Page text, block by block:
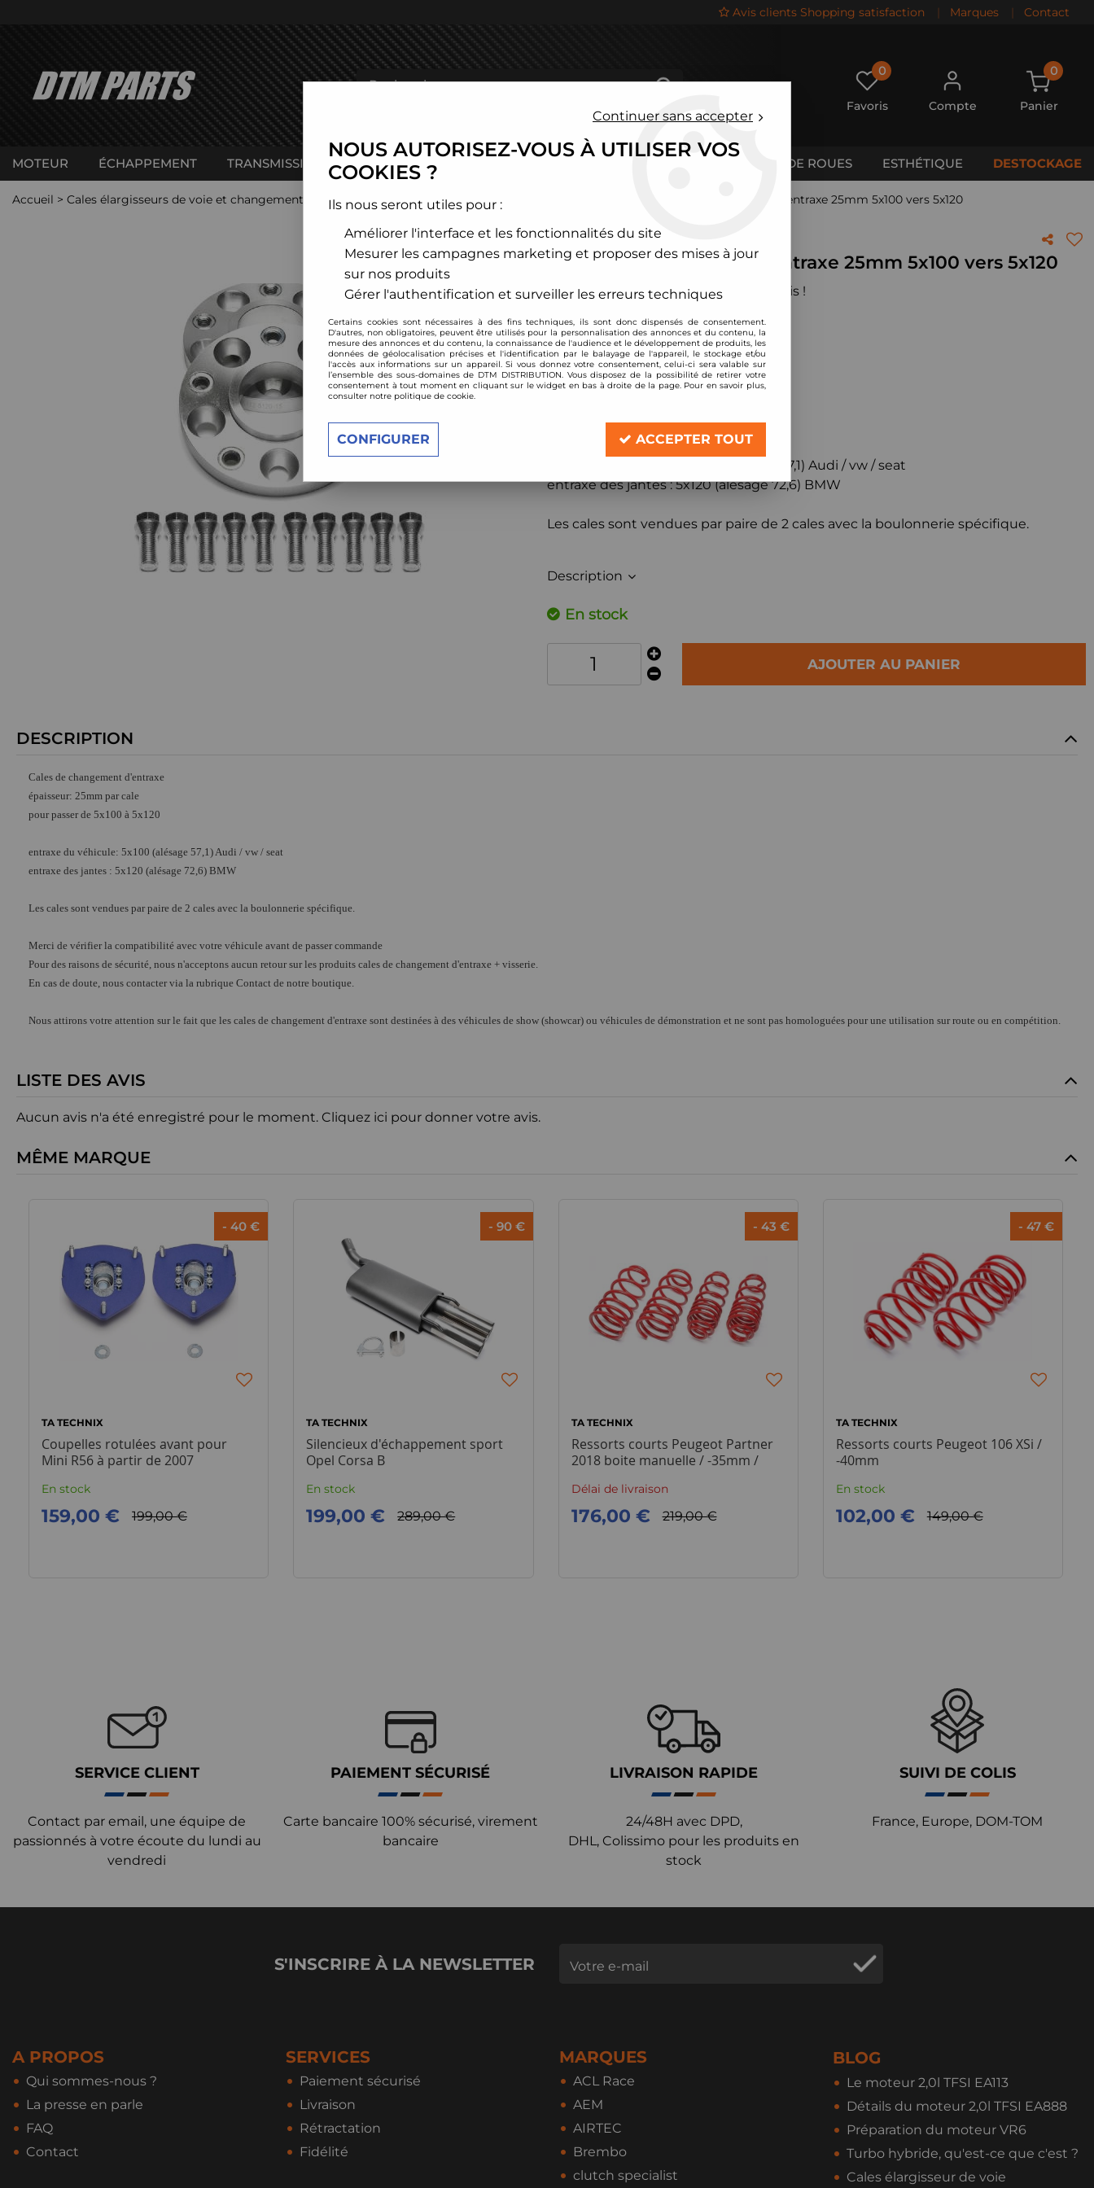
Avis clients Shopping satisfaction | Marques | Contact
0
Favoris Compte
0
Panier
MOTEUR ÉCHAPPEMENT TRANSMISSION CHÂSSIS CALES DE ROUES ESTHÉTIQUE DESTOCKAGE
Accueil > Cales élargisseurs de voie et changement d'entraxe >Cales changement d'entraxe Cales de changement d'entraxe 25mm 5x100 vers 5x120
TA TECHNIX
Cales de changement d'entraxe 25mm 5x100 vers 5x120
Soyez le premier à donner votre avis !
139,00 €TTC
Réf. :5100-5120-25P
Cales de changement d'entraxe
pour passer de 5x100 à 5x120
entraxe du véhicule: 5x100 (alésage 57,1) Audi / vw / seat
entraxe des jantes : 5x120 (alésage 72,6) BMW
Les cales sont vendues par paire de 2 cales avec la boulonnerie spécifique.
Description
En stock
AJOUTER AU PANIER
DESCRIPTION
Cales de changement d'entraxe
épaisseur: 25mm par cale
pour passer de 5x100 à 5x120
entraxe du véhicule: 5x100 (alésage 57,1) Audi / vw / seat
entraxe des jantes : 5x120 (alésage 72,6) BMW
Les cales sont vendues par paire de 2 cales avec la boulonnerie spécifique.
Merci de vérifier la compatibilité avec votre véhicule avant de passer commande
Pour des raisons de sécurité, nous n'acceptons aucun retour sur les produits cales de changement d'entraxe + visserie.
En cas de doute, nous contacter via la rubrique Contact de notre boutique.
Nous attirons votre attention sur le fait que les cales de changement d'entraxe sont destinées à des véhicules de show (showcar) ou véhicules de démonstration et ne sont pas homologuées pour une utilisation sur route ou en compétition.
LISTE DES AVIS
Aucun avis n'a été enregistré pour le moment. Cliquez ici pour donner votre avis.
MÊME MARQUE
- 40 €
TA TECHNIX
Coupelles rotulées avant pour
Mini R56 à partir de 2007
En stock
199,00 €
159,00 €
- 90 €
TA TECHNIX
Silencieux d'échappement sport
Opel Corsa B
En stock
289,00 €
199,00 €
- 43 €
TA TECHNIX
Ressorts courts Peugeot Partner
2018 boite manuelle / -35mm /
Délai de livraison
219,00 €
176,00 €
- 47 €
TA TECHNIX
Ressorts courts Peugeot 106 XSi /
-40mm
En stock
149,00 €
102,00 €
SERVICE CLIENT
Contact par email, une équipe de
passionnés à votre écoute du lundi au
vendredi
PAIEMENT SÉCURISÉ
Carte bancaire 100% sécurisé, virement
bancaire
LIVRAISON RAPIDE
24/48H avec DPD,
DHL, Colissimo pour les produits en
stock
SUIVI DE COLIS
France, Europe, DOM-TOM
S'INSCRIRE À LA NEWSLETTER
A PROPOS
Qui sommes-nous ?
La presse en parle
FAQ
Contact
SERVICES
Paiement sécurisé
Livraison
Rétractation
Fidélité
MARQUES
ACL Race
AEM
AIRTEC
Brembo
clutch specialist
BLOG
Le moteur 2,0l TFSI EA113
Détails du moteur 2,0l TFSI EA888
Préparation du moteur VR6
Turbo hybride, qu'est-ce que c'est ?
Cales élargisseur de voie
Continuer sans accepter
NOUS AUTORISEZ-VOUS À UTILISER VOS
COOKIES ?
Ils nous seront utiles pour :
Améliorer l'interface et les fonctionnalités du site
Mesurer les campagnes marketing et proposer des mises à jour
sur nos produits
Gérer l'authentification et surveiller les erreurs techniques
Certains cookies sont nécessaires à des fins techniques, ils sont donc dispensés de consentement.
D'autres, non obligatoires, peuvent être utilisés pour la personnalisation des annonces et du contenu, la
mesure des annonces et du contenu, la connaissance de l'audience et le développement de produits, les
données de géolocalisation précises et l'identification par le balayage de l'appareil, le stockage et/ou
l'accès aux informations sur un appareil. Si vous donnez votre consentement, celui-ci sera valable sur
l’ensemble des sous-domaines de DTM DISTRIBUTION. Vous disposez de la possibilité de retirer votre
consentement à tout moment en cliquant sur le widget en bas à droite de la page. Pour en savoir plus,
consulter notre politique de cookie.
CONFIGURER ACCEPTER TOUT